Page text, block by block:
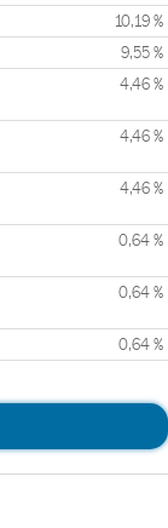
10,19 %
9,55 %
4,46 %
4,46 %
4,46 %
0,64 %
0,64 %
0,64 %